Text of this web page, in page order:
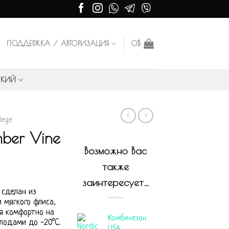
ПОДДЕРЖКА / АВТОРИЗАЦИЯ 0$
Vine
из
флиса,
комфортно на
до -20°С.
Возможно Вас
также
заинтересует…
Комбинезон